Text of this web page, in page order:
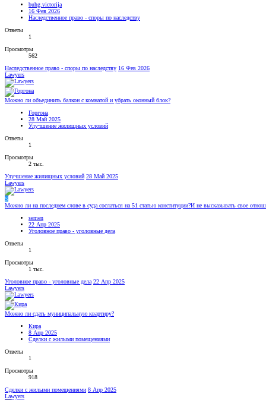
buhg.victorija
16 Фев 2026
Наследственное право - споры по наследству
Ответы
1
Просмотры
562
Наследственное право - споры по наследству 16 Фев 2026
Lawyers
Можно ли объединить балкон с комнатой и убрать оконный блок?
Горгона
28 Май 2025
Улучшение жилищных условий
Ответы
1
Просмотры
2 тыс.
Улучшение жилищных условий 28 Май 2025
Lawyers
S
Можно ли на последнем слове в суда сослаться на 51 статью конституции?И не высказывать свое
semen
22 Апр 2025
Уголовное право - уголовные дела
Ответы
1
Просмотры
1 тыс.
Уголовное право - уголовные дела 22 Апр 2025
Lawyers
Можно ли сдать муниципальную квартиру?
Кира
8 Апр 2025
Сделки с жилыми помещениями
Ответы
1
Просмотры
918
Сделки с жилыми помещениями 8 Апр 2025
Lawyers